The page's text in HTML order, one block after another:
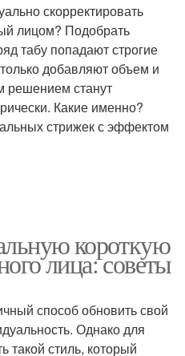
скорректировать
лицом? Подобрать
табу попадают строгие
добавляют объем и
решением станут
Какие именно?
стрижек с эффектом
короткую
лица: советы
способ обновить свой
Однако для
такой стиль, который